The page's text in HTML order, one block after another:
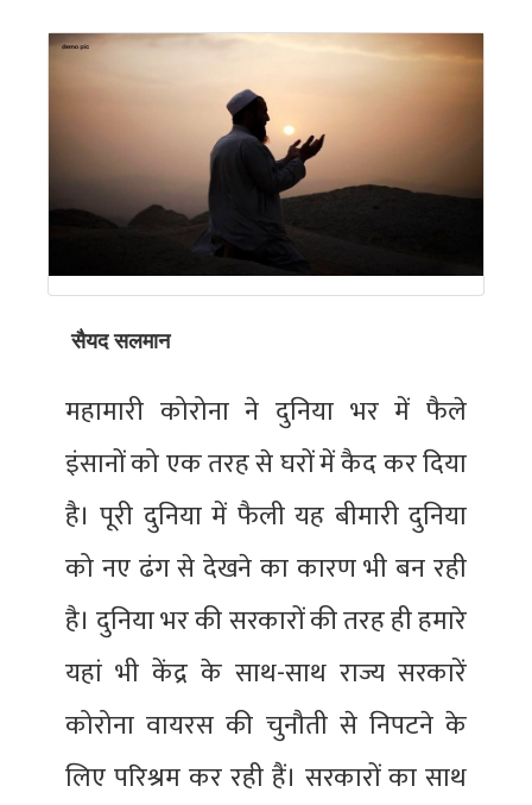
सैयद सलमान
महामारी कोरोना ने दुनिया भर में फैले
इंसानों को एक तरह से घरों में कैद कर दिया
है। पूरी दुनिया में फैली यह बीमारी दुनिया
को नए ढंग से देखने का कारण भी बन रही
है। दुनिया भर की सरकारों की तरह ही हमारे
यहां भी केंद्र के साथ-साथ राज्य सरकारें
कोरोना वायरस की चुनौती से निपटने के
लिए परिश्रम कर रही हैं। सरकारों का साथ